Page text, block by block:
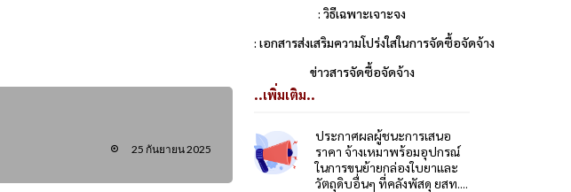
: วิธีเฉพาะเจาะจง
: เอกสารส่งเสริมความโปร่งใสในการจัดซื้อจัดจ้าง
ข่าวสารจัดซื้อจัดจ้าง
25 กันยายน 2025
..เพิ่มเติม..
ประกาศผลผู้ชนะการเสนอ
ราคา จ้างเหมาพร้อมอุปกรณ์
ในการขนย้ายกล่องใบยาและ
วัตถุดิบอื่นๆ ที่คลังพัสดุ ยสท....